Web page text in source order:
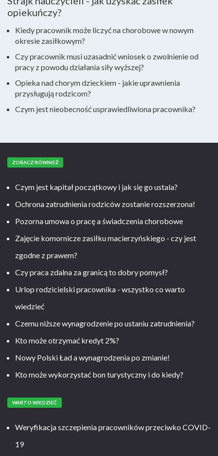
opiekuńczy?
Kiedy pracownik może liczyć na chorobowe w nowym
okresie zasiłkowym?
Czy pracownik musi uzasadnić wniosek o zwolnienie od
pracy z powodu działania siły wyższej?
Opieka nad chorym dzieckiem - jakie uprawnienia
przysługują rodzicom?
Czym jest nieobecność usprawiedliwiona pracownika?
ZOBACZ RÓWNIEŻ
Czym jest kapitał początkowy i jak się go ustala?
Ochrona zatrudnienia rodziców zostanie rozszerzona!
Pozorna umowa o pracę a świadczenia chorobowe
Zajęcie komornicze zasiłku macierzyńskiego - czy jest
zgodne z prawem?
Czy praca zdalna za granicą to dobry pomysł?
Urlop rodzicielski pracownika - wszystko co warto
wiedzieć
Czemu niższe wynagrodzenie po ustaniu zatrudnienia?
Kto może otrzymać kredyt 2%?
Nowy Polski Ład a wynagrodzenia po zmianie!
Kto może wykorzystać bon turystyczny i do kiedy?
WARTO WIEDZIEĆ
Weryfikacja szczepienia pracowników przeciwko COVID-
19